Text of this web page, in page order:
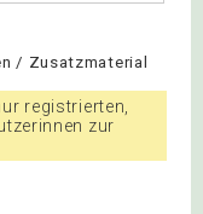
/ Zusatzmaterial
registrierten,
zur